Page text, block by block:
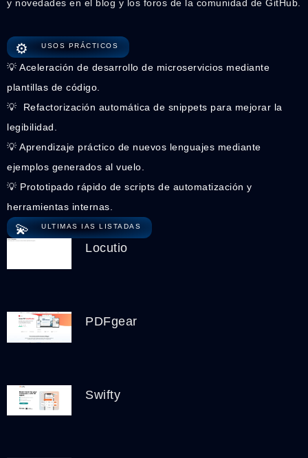
y novedades en el blog y los foros de la comunidad de GitHub.
⚙️ USOS PRÁCTICOS
💡 Aceleración de desarrollo de microservicios mediante
plantillas de código.
💡 ️ Refactorización automática de snippets para mejorar la
legibilidad.
💡 Aprendizaje práctico de nuevos lenguajes mediante
ejemplos generados al vuelo.
💡 Prototipado rápido de scripts de automatización y
herramientas internas.
💫 ULTIMAS IAS LISTADAS
Locutio
PDFgear
Swifty